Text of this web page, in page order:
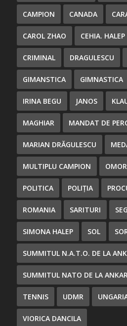
CAMPION CANADA
CAROL ZHAO CEHIA. HALEP
CRIMINAL DRAGULESCU
GIMANSTICA GIMNASTICA
IRINA BEGU JANOS
MAGHIAR MANDAT DE
MARIAN DRĂGULESCU
MULTIPLU CAMPION OMOR
POLITICA POLIȚIA
ROMANIA SARITURI
SIMONA HALEP SOL
SUMMITUL N.A.T.O. DE LA
SUMMITUL NATO DE LA
TENNIS UDMR
VIORICA DANCILA